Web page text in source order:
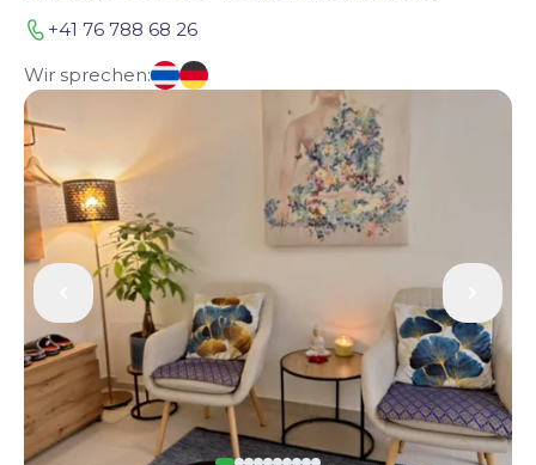
+41 76 788 68 26
Wir sprechen: